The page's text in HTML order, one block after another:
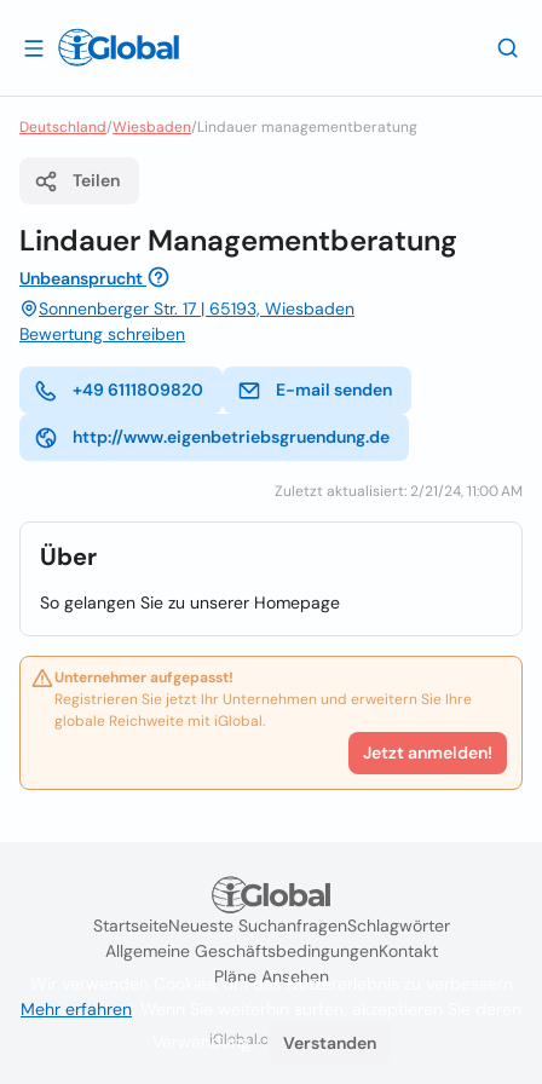
Deutschland/Wiesbaden/Lindauer managementberatung
Teilen
Lindauer Managementberatung
Unbeansprucht
Sonnenberger Str. 17 | 65193, Wiesbaden
Bewertung schreiben
+49 6111809820 E-mail senden
http://www.eigenbetriebsgruendung.de
Zuletzt aktualisiert: 2/21/24, 11:00 AM
Über
So gelangen Sie zu unserer Homepage
Unternehmer aufgepasst!
Registrieren Sie jetzt Ihr Unternehmen und erweitern Sie Ihre
globale Reichweite mit iGlobal.
Jetzt anmelden!
StartseiteNeueste SuchanfragenSchlagwörter
Allgemeine GeschäftsbedingungenKontakt
Pläne Ansehen
iGlobal.co @ 2024
Wir verwenden Cookies, um das Nutzererlebnis zu verbessern
Mehr erfahren
Verwendung.
Verstanden